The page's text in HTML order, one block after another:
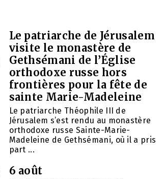
Le patriarche de Jérusalem
visite le monastère de
Gethsémani de l’Église
orthodoxe russe hors
frontières pour la fête de
sainte Marie-Madeleine
Le patriarche Théophile III de
Jérusalem s’est rendu au monastère
orthodoxe russe Sainte-Marie-
Madeleine de Gethsémani, où il a pris
part ...
6 août